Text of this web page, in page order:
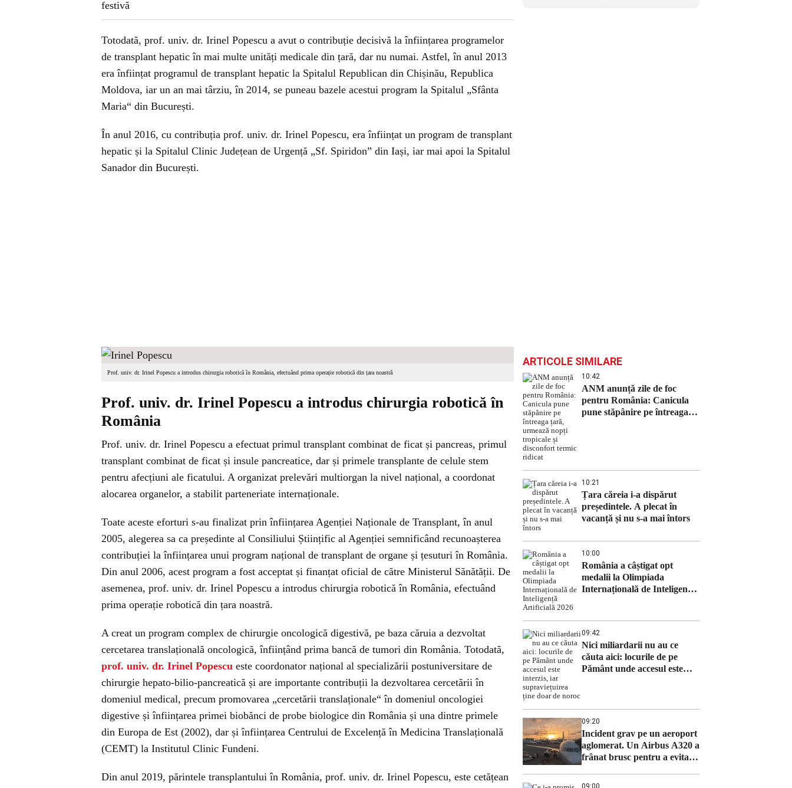
Totodată, prof. univ. dr. Irinel Popescu a avut o contribuție decisivă la înființarea programelor
de transplant hepatic în mai multe unități medicale din țară, dar nu numai. Astfel, în anul 2013
era înființat programul de transplant hepatic la Spitalul Republican din Chișinău, Republica
Moldova, iar un an mai târziu, în 2014, se puneau bazele acestui program la Spitalul „Sfânta
Maria“ din București.
În anul 2016, cu contribuția prof. univ. dr. Irinel Popescu, era înființat un program de transplant
hepatic și la Spitalul Clinic Județean de Urgență „Sf. Spiridon” din Iași, iar mai apoi la Spitalul
Sanador din București.
Prof. univ. dr. Irinel Popescu a introdus chirurgia robotică în România, efectuând prima operație robotică din țara noastră
Prof. univ. dr. Irinel Popescu a introdus chirurgia robotică în
România
Prof. univ. dr. Irinel Popescu a efectuat primul transplant combinat de ficat și pancreas, primul
transplant combinat de ficat și insule pancreatice, dar și primele transplante de celule stem
pentru afecțiuni ale ficatului. A organizat prelevări multiorgan la nivel național, a coordonat
alocarea organelor, a stabilit parteneriate internaționale.
Toate aceste eforturi s-au finalizat prin înființarea Agenției Naționale de Transplant, în anul
2005, alegerea sa ca președinte al Consiliului Științific al Agenției semnificând recunoașterea
contribuției la înființarea unui program național de transplant de organe și țesuturi în România.
Din anul 2006, acest program a fost acceptat și finanțat oficial de către Ministerul Sănătății. De
asemenea, prof. univ. dr. Irinel Popescu a introdus chirurgia robotică în România, efectuând
prima operație robotică din țara noastră.
A creat un program complex de chirurgie oncologică digestivă, pe baza căruia a dezvoltat
cercetarea translațională oncologică, înființând prima bancă de tumori din România. Totodată,
prof. univ. dr. Irinel Popescu este coordonator național al specializării postuniversitare de
chirurgie hepato-bilio-pancreatică și are importante contribuții la dezvoltarea cercetării în
domeniul medical, precum promovarea „cercetării translaționale“ în domeniul oncologiei
digestive și înființarea primei biobănci de probe biologice din România și una dintre primele
din Europa de Est (2002), dar și înființarea Centrului de Excelență în Medicina Translațională
(CEMT) la Institutul Clinic Fundeni.
Din anul 2019, părintele transplantului în România, prof. univ. dr. Irinel Popescu, este cetățean
ARTICOLE SIMILARE
10:42
ANM anunță zile de foc
pentru România: Canicula
pune stăpânire pe întreaga
10:21
Țara căreia i-a dispărut
președintele. A plecat în
vacanță și nu s-a mai întors
10:00
România a câștigat opt
medalii la Olimpiada
Internațională de Inteligență
09:42
Nici miliardarii nu au ce
căuta aici: locurile de pe
Pământ unde accesul este
09:20
Incident grav pe un aeroport
aglomerat. Un Airbus A320 a
frânat brusc pentru a evita
09:00